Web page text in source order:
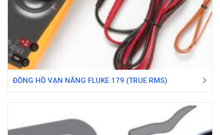
ĐỒNG HỒ VẠN NĂNG FLUKE 179 (TRUE RMS)